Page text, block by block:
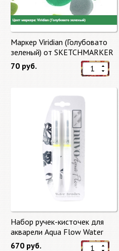
Маркер Viridian (Голубовато
зеленый) от SKETCHMARKER
70 руб.
Набор ручек-кисточек для
акварели Aqua Flow Water
Brushes
670 руб.